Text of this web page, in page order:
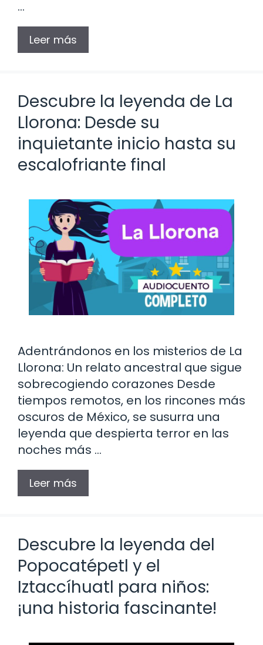
…
Leer más
Descubre la leyenda de La
Llorona: Desde su
inquietante inicio hasta su
escalofriante final
Adentrándonos en los misterios de La
Llorona: Un relato ancestral que sigue
sobrecogiendo corazones Desde
tiempos remotos, en los rincones más
oscuros de México, se susurra una
leyenda que despierta terror en las
noches más …
Leer más
Descubre la leyenda del
Popocatépetl y el
Iztaccíhuatl para niños:
¡una historia fascinante!